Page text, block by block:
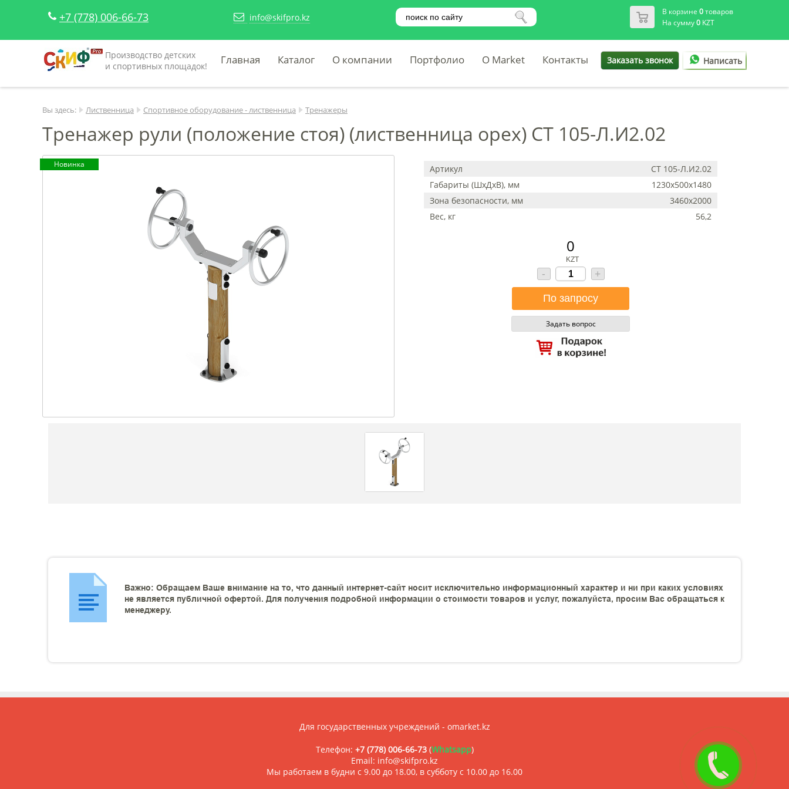
+7 (778) 006-66-73 info@skifpro.kz В корзине 0товаров
На сумму0KZT
Производство детских
и спортивных площадок!
Главная Каталог О компании Портфолио O Market Контакты Заказать звонок Написать
Вы здесь: Лиственница Спортивное оборудование - лиственница Тренажеры
Тренажер рули (положение стоя) (лиственница орех) СТ 105-Л.И2.02
Новинка Артикул
СТ 105-Л.И2.02
Габариты (ШхДхВ), мм
1230х500х1480
Зона безопасности, мм
3460х2000
Вес, кг
56,2
0
KZT
- +
Задать вопрос
Важно: Обращаем Ваше внимание на то, что данный интернет-сайт носит исключительно информационный характер и ни при каких условиях
не является публичной офертой. Для получения подробной информации о стоимости товаров и услуг, пожалуйста, просим Вас обращаться к
менеджеру.
Для государственных учреждений - omarket.kz
Телефон: +7 (778) 006-66-73(Whatsapp)
Email: info@skifpro.kz
Мы работаем в будни с 9.00 до 18.00, в субботу с 10.00 до 16.00